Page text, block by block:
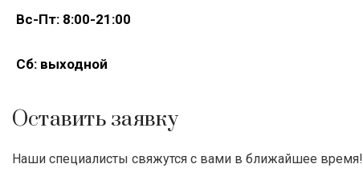
Вс-Пт: 8:00-21:00
Сб: выходной
Оставить заявку
Наши специалисты свяжутся с вами в ближайшее время!